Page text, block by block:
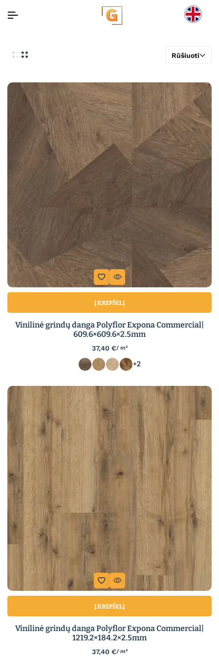
Rūšiuoti
Į KREPŠELĮ
Vinilinė grindų danga Polyflor Expona Commercial|
609.6×609.6×2.5mm
37,40 €/ m²
+2
Į KREPŠELĮ
Vinilinė grindų danga Polyflor Expona Commercial|
1219.2×184.2×2.5mm
37,40 €/ m²